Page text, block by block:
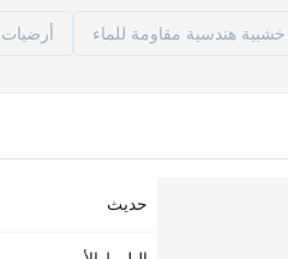
هندسية مقاومة للماء
حديث